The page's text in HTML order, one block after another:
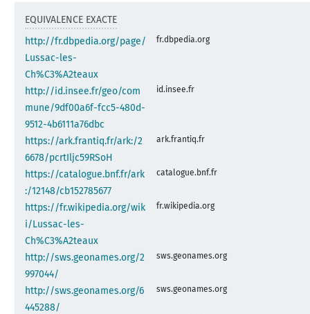
EQUIVALENCE EXACTE
http://fr.dbpedia.org/page/
Lussac-les-
Ch%C3%A2teaux
fr.dbpedia.org
http://id.insee.fr/geo/com
mune/9df00a6f-fcc5-480d-
9512-4b6111a76dbc
id.insee.fr
https://ark.frantiq.fr/ark:/2
6678/pcrtIljc59RSoH
ark.frantiq.fr
https://catalogue.bnf.fr/ark
:/12148/cb152785677
catalogue.bnf.fr
https://fr.wikipedia.org/wik
i/Lussac-les-
Ch%C3%A2teaux
fr.wikipedia.org
http://sws.geonames.org/2
997044/
sws.geonames.org
http://sws.geonames.org/6
445288/
sws.geonames.org